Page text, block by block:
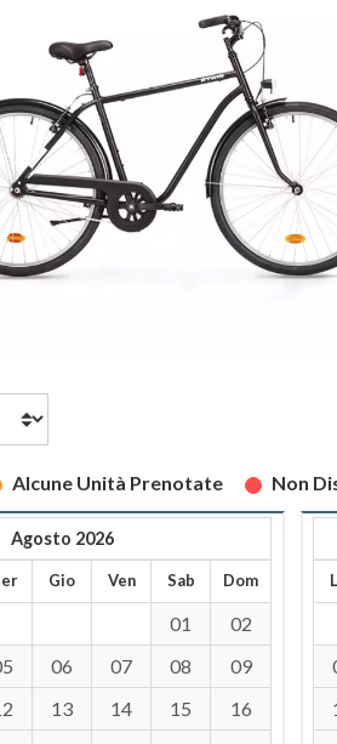
Alcune Unità Prenotate Non
Agosto 2026
Gio Ven Sab Dom
01
02
06 07 08
09
13 14 15
16